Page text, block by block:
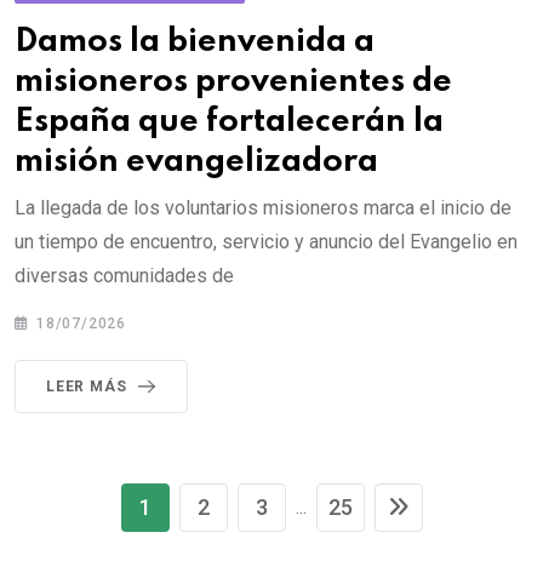
Damos la bienvenida a
misioneros provenientes de
España que fortalecerán la
misión evangelizadora
La llegada de los voluntarios misioneros marca el inicio de
un tiempo de encuentro, servicio y anuncio del Evangelio en
diversas comunidades de
18/07/2026
LEER MÁS
1 2 3 25